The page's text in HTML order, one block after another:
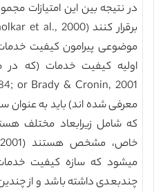
در نتیجه بین این امتیازات
موضوعی پیرامون کیفیت
or Brady & Cronin, 2001
معرفی شده اند) باید به عنوان
که شامل زیرابعاد مختلف
میشود که سازه کیفیت
چندبعدی داشته باشد و از